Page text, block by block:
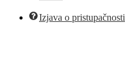
Izjava o pristupačnosti